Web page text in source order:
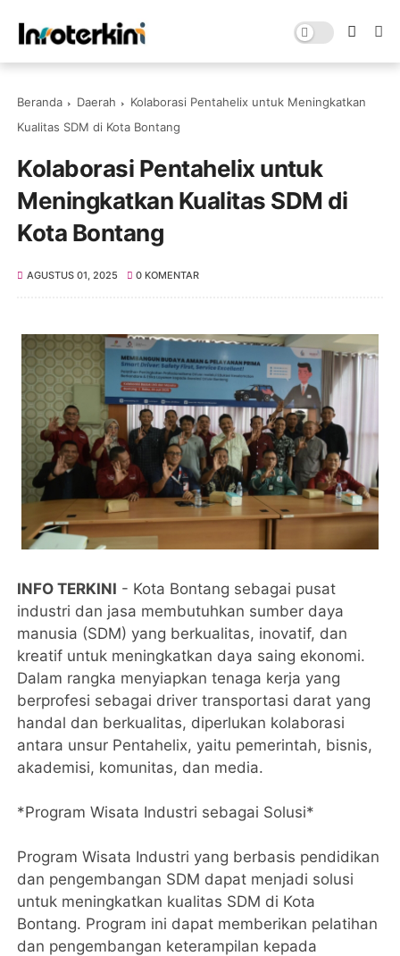
Beranda Daerah
Kolaborasi Pentahelix untuk Meningkatkan
Kualitas SDM di Kota Bontang
Kolaborasi Pentahelix untuk
Meningkatkan Kualitas SDM di
Kota Bontang
AGUSTUS 01, 2025 0 KOMENTAR
INFO TERKINI - Kota Bontang sebagai pusat
industri dan jasa membutuhkan sumber daya
manusia (SDM) yang berkualitas, inovatif, dan
kreatif untuk meningkatkan daya saing ekonomi.
Dalam rangka menyiapkan tenaga kerja yang
berprofesi sebagai driver transportasi darat yang
handal dan berkualitas, diperlukan kolaborasi
antara unsur Pentahelix, yaitu pemerintah, bisnis,
akademisi, komunitas, dan media.
*Program Wisata Industri sebagai Solusi*
Program Wisata Industri yang berbasis pendidikan
dan pengembangan SDM dapat menjadi solusi
untuk meningkatkan kualitas SDM di Kota
Bontang. Program ini dapat memberikan pelatihan
dan pengembangan keterampilan kepada